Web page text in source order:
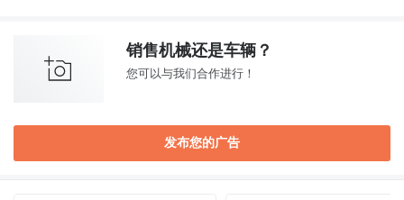
销售机械还是车辆？
您可以与我们合作进行！
发布您的广告